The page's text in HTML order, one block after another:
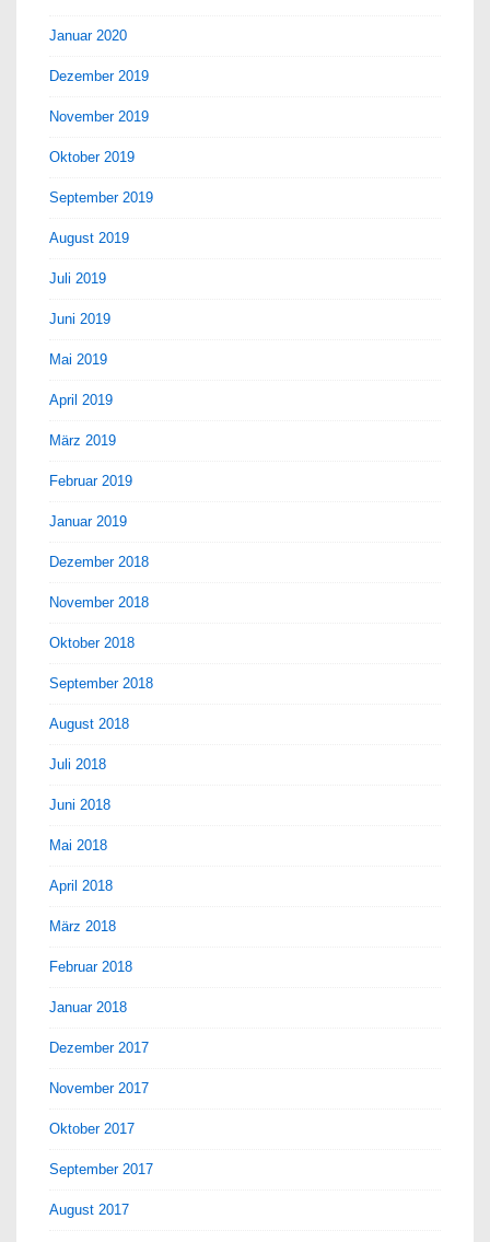
Januar 2020
Dezember 2019
November 2019
Oktober 2019
September 2019
August 2019
Juli 2019
Juni 2019
Mai 2019
April 2019
März 2019
Februar 2019
Januar 2019
Dezember 2018
November 2018
Oktober 2018
September 2018
August 2018
Juli 2018
Juni 2018
Mai 2018
April 2018
März 2018
Februar 2018
Januar 2018
Dezember 2017
November 2017
Oktober 2017
September 2017
August 2017